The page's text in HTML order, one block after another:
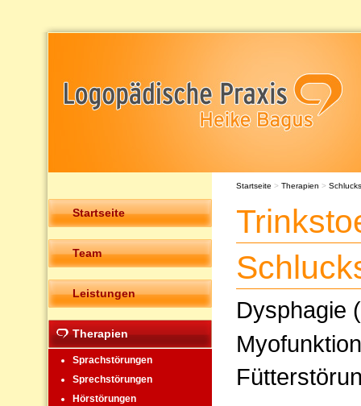
Startseite
Team
Leistungen
Therapien
Sprachstörungen
Sprechstörungen
Hörstörungen
Startseite > Therapien >
Dysphagie